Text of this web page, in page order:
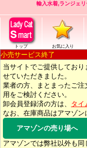
輸入水着,ランジェ
トップ お気に入り
小売サービス終了
当サイトでご提供してお
せていただきました。
業者の方、まとまったご注
用をご検討ください。
卸会員登録済の方は、
タイ
なお、在庫商品はアマゾン
アマゾンの売り場へ
アマゾンでは弊社以外も